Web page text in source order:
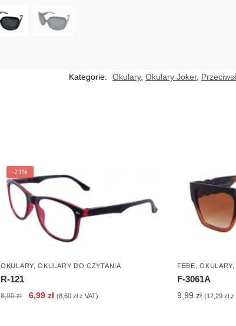
Kategorie: Okulary, Okulary Joker,
-21%
OKULARY,OKULARY DO CZYTANIA
R-121
8,90zł
Pierwotna
6,99 złAktualna
(8,60 złz VAT)
FEBE,OKULARY,
F-3061A
9,99 zł (12,29 złz